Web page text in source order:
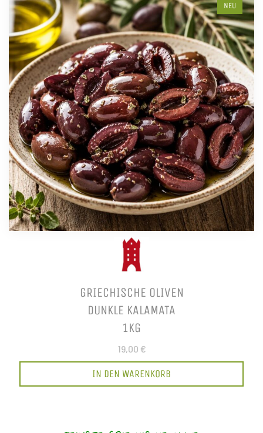
NEU
GRIECHISCHE OLIVEN
DUNKLE KALAMATA
1KG
19,00 €
IN DEN WARENKORB